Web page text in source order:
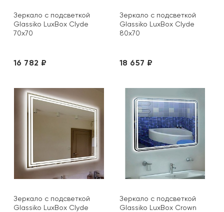
Зеркало с подсветкой
Glassiko LuxBox Clyde
70х70
16 782 ₽
Зеркало с подсветкой
Glassiko LuxBox Clyde
80х70
18 657 ₽
Зеркало с подсветкой
Glassiko LuxBox Clyde
Зеркало с подсветкой
Glassiko LuxBox Crown